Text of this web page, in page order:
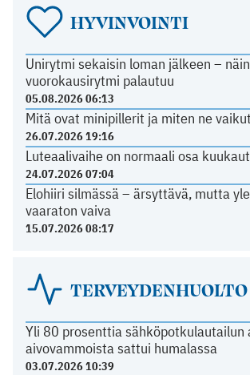
HYVINVOINTI
Unirytmi sekaisin loman jälkeen – näin
vuorokausirytmi palautuu
05.08.2026 06:13
Mitä ovat minipillerit ja miten ne
26.07.2026 19:16
Luteaalivaihe on normaali osa
24.07.2026 07:04
Elohiiri silmässä – ärsyttävä, mutta
vaaraton vaiva
15.07.2026 08:17
TERVEYDENHUOLTO
Yli 80 prosenttia
aivovammoista sattui humalassa
03.07.2026 10:39